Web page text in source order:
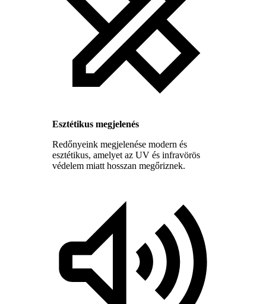
Esztétikus megjelenés
Redőnyeink megjelenése modern és
esztétikus, amelyet az UV és infravörös
védelem miatt hosszan megőriznek.